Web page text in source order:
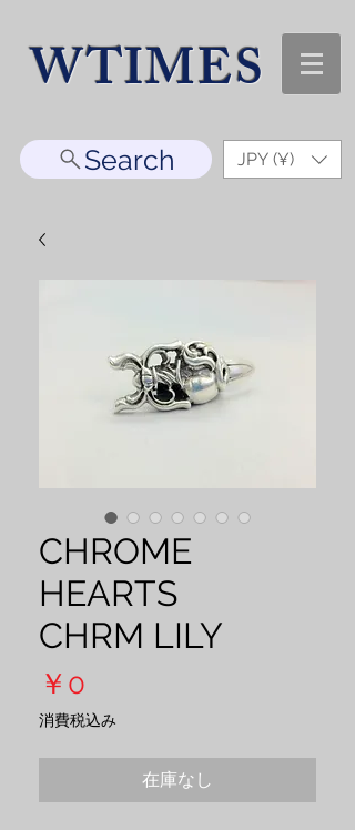
WTIMES
Search JPY (¥)
CHROME
HEARTS
CHRM LILY
￥0
格
消費税込み
在庫なし